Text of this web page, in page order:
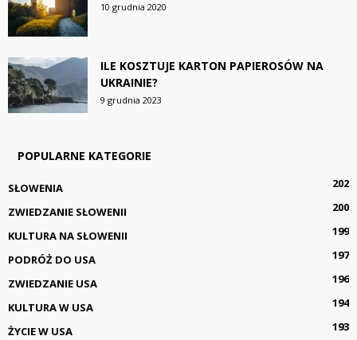
10 grudnia 2020
ILE KOSZTUJE KARTON PAPIEROSÓW NA
UKRAINIE?
9 grudnia 2023
POPULARNE KATEGORIE
SŁOWENIA
202
ZWIEDZANIE SŁOWENII
200
KULTURA NA SŁOWENII
199
PODRÓŻ DO USA
197
ZWIEDZANIE USA
196
KULTURA W USA
194
ŻYCIE W USA
193